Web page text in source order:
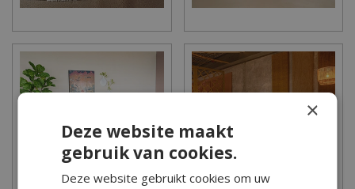
×
Deze website maakt
gebruik van cookies.
Deze website gebruikt cookies om uw